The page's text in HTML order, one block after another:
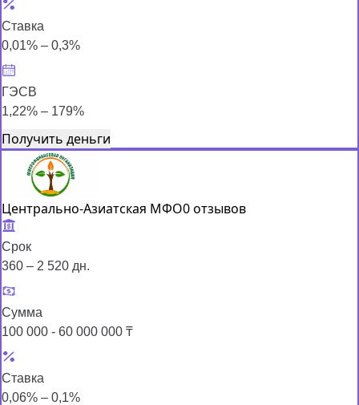
Ставка
0,01% – 0,3%
ГЭСВ
1,22% – 179%
Получить деньги
Центрально-Азиатская МФО0 отзывов
Срок
360 – 2 520 дн.
Сумма
100 000 - 60 000 000 ₸
Ставка
0,06% – 0,1%